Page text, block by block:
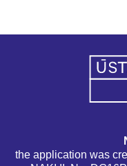
the application was